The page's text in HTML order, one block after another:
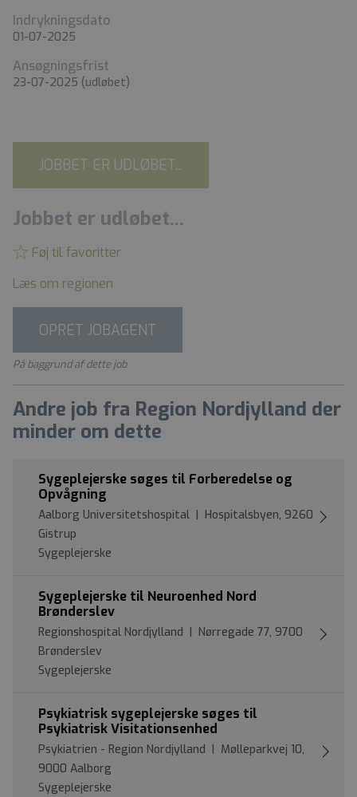
Indrykningsdato
01-07-2025
Ansøgningsfrist
23-07-2025 (udløbet)
JOBBET ER UDLØBET...
Jobbet er udløbet...
Føj til favoritter
Læs om regionen
OPRET JOBAGENT
På baggrund af dette job
Andre job fra Region Nordjylland der
minder om dette
Sygeplejerske søges til Forberedelse og
Opvågning
Aalborg Universitetshospital | Hospitalsbyen, 9260
Gistrup
Sygeplejerske
Sygeplejerske til Neuroenhed Nord
Brønderslev
Regionshospital Nordjylland | Nørregade 77, 9700
Brønderslev
Sygeplejerske
Psykiatrisk sygeplejerske søges til
Psykiatrisk Visitationsenhed
Psykiatrien - Region Nordjylland | Mølleparkvej 10,
9000 Aalborg
Sygeplejerske